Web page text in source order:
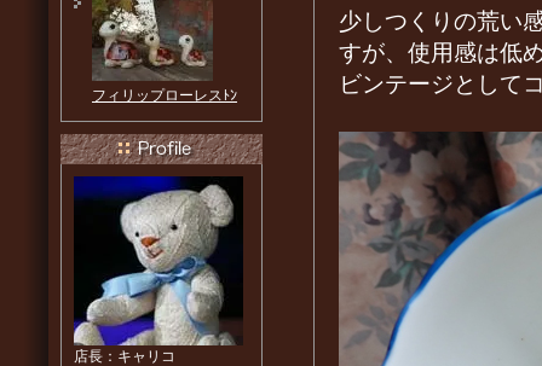
少しつくりの荒い
すが、使用感は低
ビンテージとして
フィリップローレスﾄﾝ
店長：キャリコ